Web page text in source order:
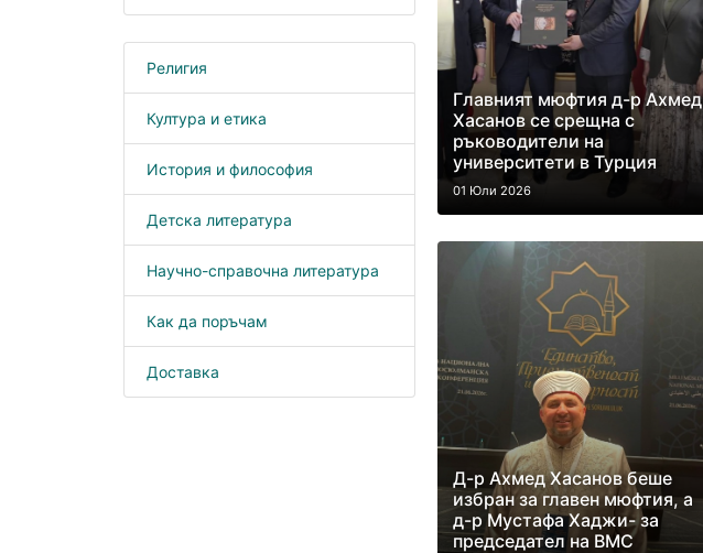
Религия
Култура и етика
История и философия
Детска литература
Научно-справочна литература
Как да поръчам
Доставка
Главният мюфтия д-р Ахмед
Хасанов се срещна с
ръководители на
университети в Турция
01 Юли 2026
Д-р Ахмед Хасанов беше
избран за главен мюфтия, а
д-р Мустафа Хаджи- за
председател на ВМС